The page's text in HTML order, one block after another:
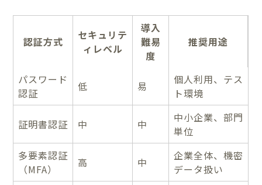
認証方式
セキュリテ
ィレベル
導入
難易
度
推奨用途
パスワード
認証
低 易
個人利用、テス
ト環境
証明書認証 中 中
中小企業、部門
単位
多要素認証
（MFA）
高 中
企業全体、機密
データ扱い